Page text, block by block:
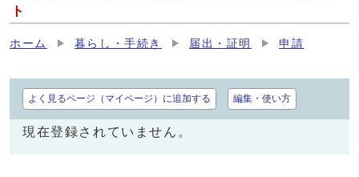
ト
ホーム 暮らし・手続き 届出・証明 申請
よく見るページ（マイページ）に追加する 編集・使い方
現在登録されていません。